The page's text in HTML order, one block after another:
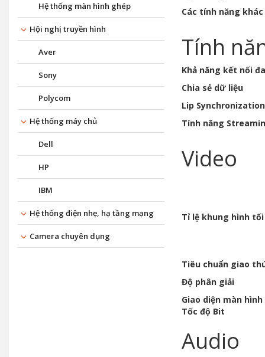
Hệ thống màn hình ghép
Hội nghị truyền hình
Aver
Sony
Polycom
Hệ thống máy chủ
Dell
HP
IBM
Hệ thống điện nhẹ, hạ tầng mạng
Camera chuyên dụng
Các tính năng khác
Tính
Khả năng kết nối
Chia sẻ dữ liệu
Lip Synchronization
Tính năng
Video
Tỉ lệ khung hình
Tiêu chuẩn giao
Độ phân giải
Giao diện màn hình
Tốc độ Bit
Audio